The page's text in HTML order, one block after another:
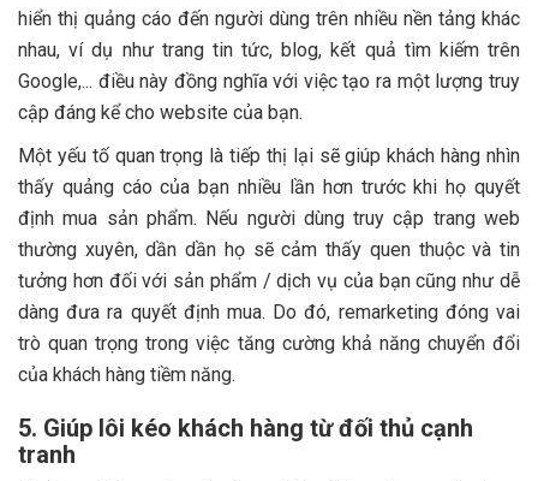
hiển thị quảng cáo đến người dùng trên nhiều nền tảng khác
nhau, ví dụ như trang tin tức, blog, kết quả tìm kiếm trên
Google,... điều này đồng nghĩa với việc tạo ra một lượng truy
cập đáng kể cho website của bạn.
Một yếu tố quan trọng là tiếp thị lại sẽ giúp khách hàng nhìn
thấy quảng cáo của bạn nhiều lần hơn trước khi họ quyết
định mua sản phẩm. Nếu người dùng truy cập trang web
thường xuyên, dần dần họ sẽ cảm thấy quen thuộc và tin
tưởng hơn đối với sản phẩm / dịch vụ của bạn cũng như dễ
dàng đưa ra quyết định mua. Do đó, remarketing đóng vai
trò quan trọng trong việc tăng cường khả năng chuyển đổi
của khách hàng tiềm năng.
5. Giúp lôi kéo khách hàng từ đối thủ cạnh
tranh